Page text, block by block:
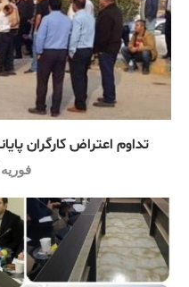
تداوم اعتراض کارگران
فوریه 27, 2025